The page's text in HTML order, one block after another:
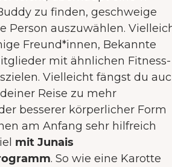
zu finden, geschweige
Person auszuwählen.
Freund*innen, Bekannte
mit ähnlichen Fitness-
Vielleicht fängst du
Reise zu mehr
besserer körperlicher Form
am Anfang sehr hilfreich
mit Junais
. So wie eine Karotte